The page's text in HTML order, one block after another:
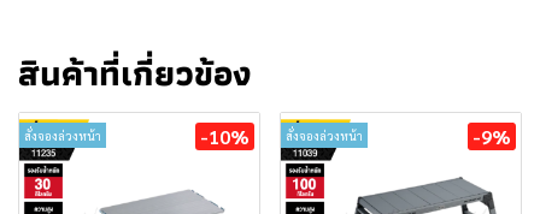
สินค้าที่เกี่ยวข้อง
สั่งจองล่วงหน้า -10% สั่งจองล่วงหน้า -9%